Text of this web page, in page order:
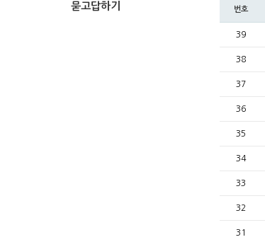
묻고답하기 번호
39
38
37
36
35
34
33
32
31